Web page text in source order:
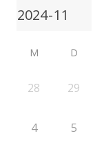
M D
28 29
4 5